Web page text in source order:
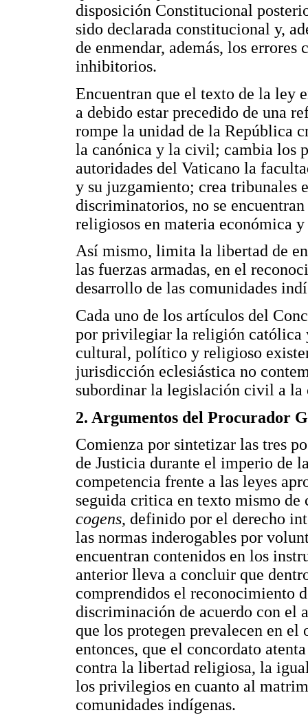
disposición Constitucional
sido declarada constitucional y,
de enmendar, además, los
inhibitorios.
Encuentran que el texto de la ley
a debido estar precedido de una
rompe la unidad de la República
la canónica y la civil; cambia los
autoridades del Vaticano la
y su juzgamiento; crea tribunales
discriminatorios, no se
religiosos en materia económica
Así mismo, limita la libertad de
las fuerzas armadas, en el
desarrollo de las comunidades
Cada uno de los artículos del
por privilegiar la religión católica
cultural, político y religioso
jurisdicción eclesiástica no
subordinar la legislación civil a la
2. Argumentos del Procurador
Comienza por sintetizar las tres
de Justicia durante el imperio de
competencia frente a las leyes
seguida critica en texto mismo de
cogens, definido por el derecho
las normas inderogables por
encuentran contenidos en los
anterior lleva a concluir que
comprendidos el reconocimiento
discriminación de acuerdo con el
que los protegen prevalecen en
entonces, que el concordato
contra la libertad religiosa, la
los privilegios en cuanto al
comunidades indígenas.